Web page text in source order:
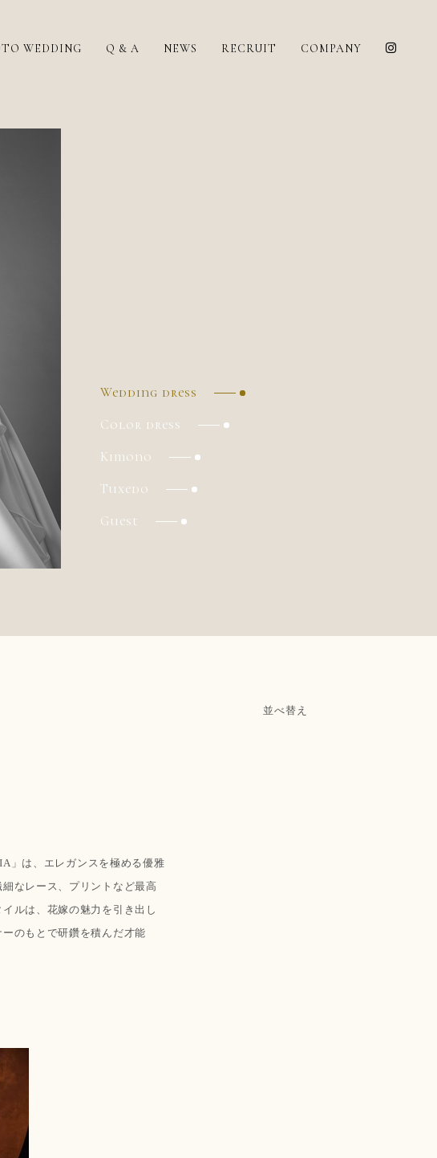
WEDDING Q & A NEWS RECRUIT COMPANY
Wedding dress
Color dress
Kimono
Tuxedo
Guest
並べ替え
」は、エレガンスを極める優雅
なレース、プリントなど最高
ルは、花嫁の魅力を引き出し
のもとで研鑽を積んだ才能